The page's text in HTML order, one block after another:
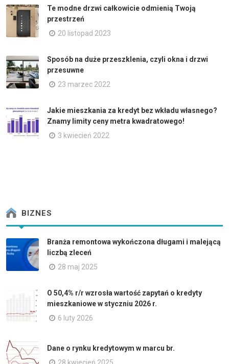
Te modne drzwi całkowicie odmienią Twoją
przestrzeń
20 listopad 2023
Sposób na duże przeszklenia, czyli okna i drzwi
przesuwne
23 marzec 2022
Jakie mieszkania za kredyt bez wkładu własnego?
Znamy limity ceny metra kwadratowego!
3 kwiecień 2022
BIZNES
Branża remontowa wykończona długami i malejącą
liczbą zleceń
28 maj 2025
O 50,4% r/r wzrosła wartość zapytań o kredyty
mieszkaniowe w styczniu 2026 r.
6 luty 2026
Dane o rynku kredytowym w marcu br.
28 kwiecień 2025